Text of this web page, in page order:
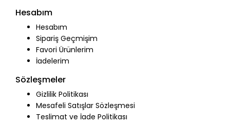
Hesabım
Hesabım
Sipariş Geçmişim
Favori Ürünlerim
İadelerim
Sözleşmeler
Gizlilik Politikası
Mesafeli Satışlar Sözleşmesi
Teslimat ve İade Politikası